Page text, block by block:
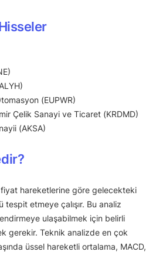
(EUPWR)
Çelik Sanayi ve Ticaret (KRDMD)
(AKSA)
hareketlerine göre gelecekteki
etmeye çalışır. Bu analiz
ulaşabilmek için belirli
gerekir. Teknik analizde en çok
üssel hareketli ortalama, MACD,